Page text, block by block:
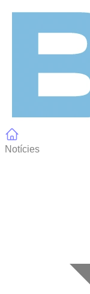
Notícies